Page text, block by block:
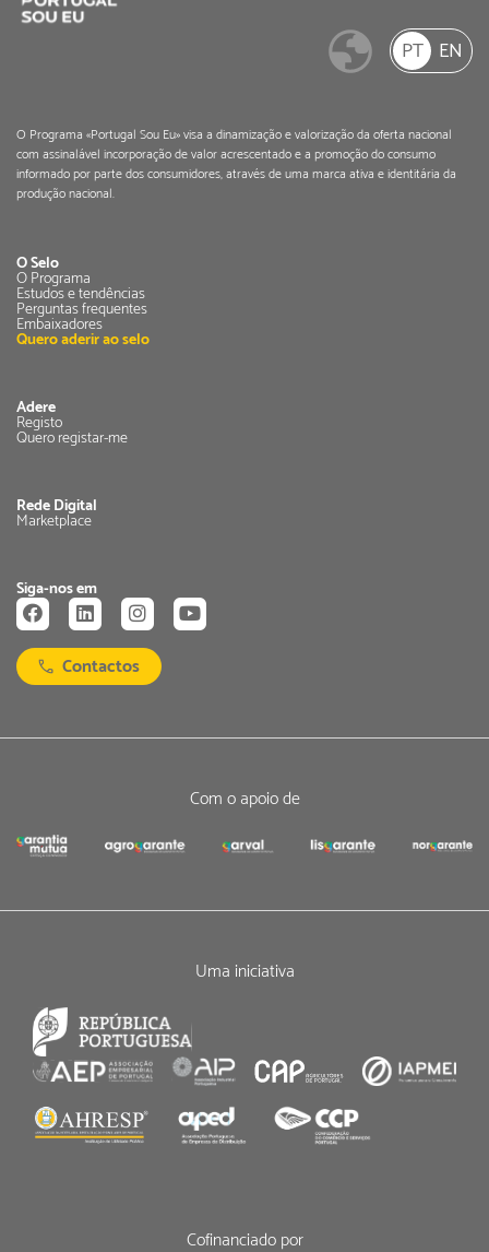
PT EN
O Programa «Portugal Sou Eu» visa a dinamização e valorização da oferta nacional
com assinalável incorporação de valor acrescentado e a promoção do consumo
informado por parte dos consumidores, através de uma marca ativa e identitária da
produção nacional.
O Selo
O Programa
Estudos e tendências
Perguntas frequentes
Embaixadores
Quero aderir ao selo
Adere
Registo
Quero registar-me
Rede Digital
Marketplace
Siga-nos em
Contactos
Com o apoio de
Uma iniciativa
Cofinanciado por